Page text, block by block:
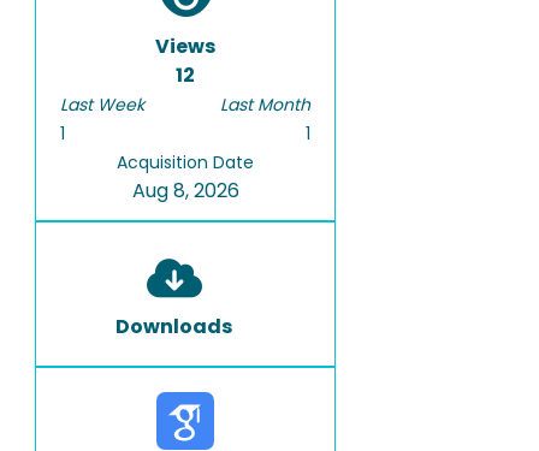
Views
12
Last Week
1
Last Month
1
Acquisition Date
Aug 8, 2026
Downloads